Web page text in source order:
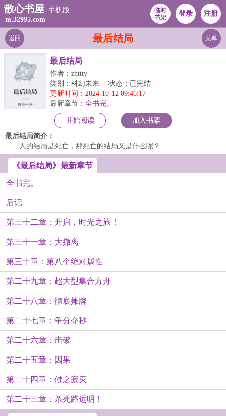
散心书屋 手机版
m.32995.com
临时
书架
登录 注册
最后结局
返回 菜单
最后结局
作者：zhttty
类别：科幻未来
状态：已完结
更新时间：2024-10-12 09:46:17
最新章节： 全书完。
开始阅读 加入书架
最后结局简介：
人的结局是死亡，那死亡的结局又是什么呢？...
《最后结局》最新章节
全书完。
后记
第三十二章：开启，时光之旅！
第三十一章：大撤离
第三十章：第八个绝对属性
第二十九章：超大型集合方舟
第二十八章：彻底摊牌
第二十七章：争分夺秒
第二十六章：击破
第二十五章：因果
第二十四章：佛之寂灭
第二十三章：杀死路远明！